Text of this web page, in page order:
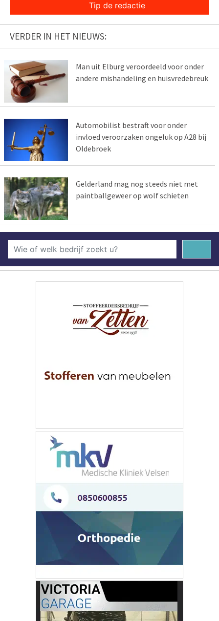
Tip de redactie
VERDER IN HET NIEUWS:
Man uit Elburg veroordeeld voor onder
andere mishandeling en huisvredebreuk
Automobilist bestraft voor onder
invloed veroorzaken ongeluk op A28 bij
Oldebroek
Gelderland mag nog steeds niet met
paintballgeweer op wolf schieten